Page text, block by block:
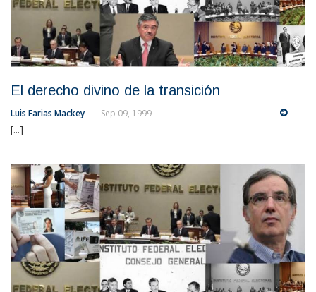
El derecho divino de la transición
Luis Farias Mackey Sep 09, 1999
[...]